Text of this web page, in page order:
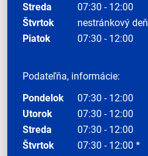
Streda
07:30 - 12:00
Štvrtok
nestránkový deň
Piatok
07:30 - 12:00
Podateľňa, informácie:
Pondelok
07:30 - 12:00
Utorok
07:30 - 12:00
Streda
07:30 - 12:00
Štvrtok
07:30 - 12:00 *